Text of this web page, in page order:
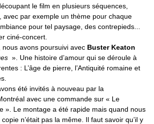
le film en plusieurs séquences,
avec par exemple un thème pour chaque
pour tel paysage, des contrepieds...
ciné-concert.
nous avons poursuivi avec Buster Keaton
». Une histoire d’amour qui se déroule à
: L’âge de pierre, l’Antiquité romaine et
été invités à nouveau par la
avec une commande sur « Le
». Le montage a été rapide mais quand nous
n’était pas la même. Il faut savoir qu’il y